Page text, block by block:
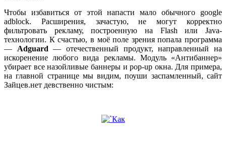
Чтобы избавиться от этой напасти мало обычного google
adblock. Расширения, зачастую, не могут корректно
фильтровать рекламу, построенную на Flash или Java-
технологии. К счастью, в моё поле зрения попала программа
— Adguard — отечественный продукт, направленный на
искоренение любого вида рекламы. Модуль «Антибаннер»
убирает все назойливые баннеры и pop-up окна. Для примера,
на главной странице мы видим, поуши заспамленный, сайт
Зайцев.нет девственно чистым: